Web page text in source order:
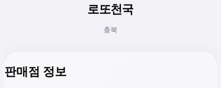
로또천국
충북
판매점 정보